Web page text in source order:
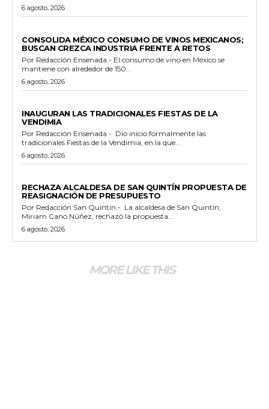
6 agosto, 2026
CONSOLIDA MÉXICO CONSUMO DE VINOS MEXICANOS;
BUSCAN CREZCA INDUSTRIA FRENTE A RETOS
Por Redacción Ensenada.- El consumo de vino en México se
mantiene con alrededor de 150...
6 agosto, 2026
INAUGURAN LAS TRADICIONALES FIESTAS DE LA
VENDIMIA
Por Redacción Ensenada.- Dio inicio formalmente las
tradicionales Fiestas de la Vendimia, en la que...
6 agosto, 2026
RECHAZA ALCALDESA DE SAN QUINTÍN PROPUESTA DE
REASIGNACIÓN DE PRESUPUESTO
Por Redacción San Quintín.- La alcaldesa de San Quintín,
Miriam Cano Núñez, rechazó la propuesta...
6 agosto, 2026
MORE LIKE THIS